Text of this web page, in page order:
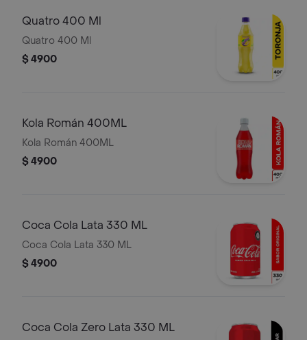
Quatro 400 Ml
Quatro 400 Ml
$ 4900
Kola Román 400ML
Kola Román 400ML
$ 4900
Coca Cola Lata 330 ML
Coca Cola Lata 330 ML
$ 4900
Coca Cola Zero Lata 330 ML